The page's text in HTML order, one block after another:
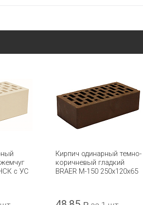
с УС
Кирпич одинарный темно-
коричневый гладкий
BRAER М-150 250x120x65